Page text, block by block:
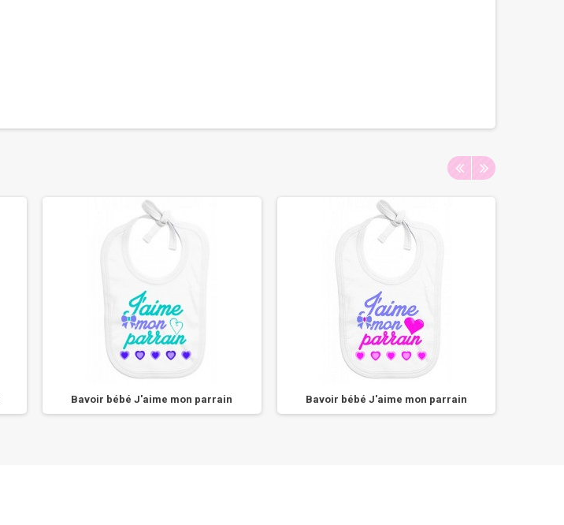
Bavoir bébé J'aime mon parrain Bavoir bébé J'aime mon parrain